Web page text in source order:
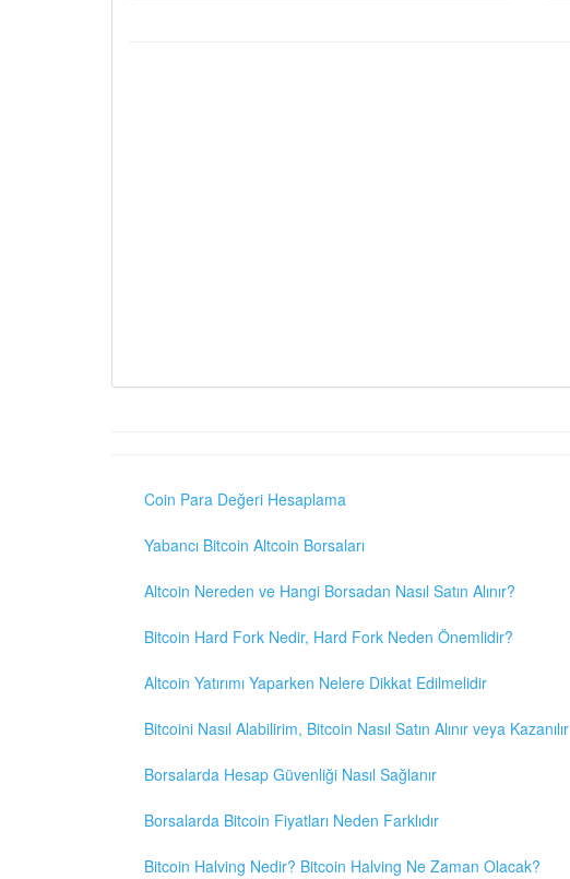
Coin Para Değeri Hesaplama
Yabancı Bitcoin Altcoin Borsaları
Altcoin Nereden ve Hangi Borsadan Nasıl Satın Alınır?
Bitcoin Hard Fork Nedir, Hard Fork Neden Önemlidir?
Altcoin Yatırımı Yaparken Nelere Dikkat Edilmelidir
Bitcoini Nasıl Alabilirim, Bitcoin Nasıl Satın Alınır veya Kazanılır
Borsalarda Hesap Güvenliği Nasıl Sağlanır
Borsalarda Bitcoin Fiyatları Neden Farklıdır
Bitcoin Halving Nedir? Bitcoin Halving Ne Zaman Olacak?